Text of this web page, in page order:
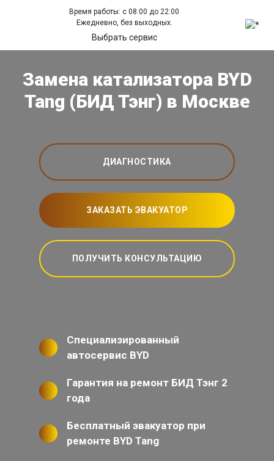
Время работы: с 08:00 до 22:00
Ежедневно, без выходных.
Выбрать сервис
Замена катализатора BYD
Tang (БИД Тэнг) в Москве
ДИАГНОСТИКА
ЗАКАЗАТЬ ЭВАКУАТОР
ПОЛУЧИТЬ КОНСУЛЬТАЦИЮ
Специализированный
автосервис BYD
Гарантия на ремонт БИД Тэнг 2
года
Бесплатный эвакуатор при
ремонте BYD Tang